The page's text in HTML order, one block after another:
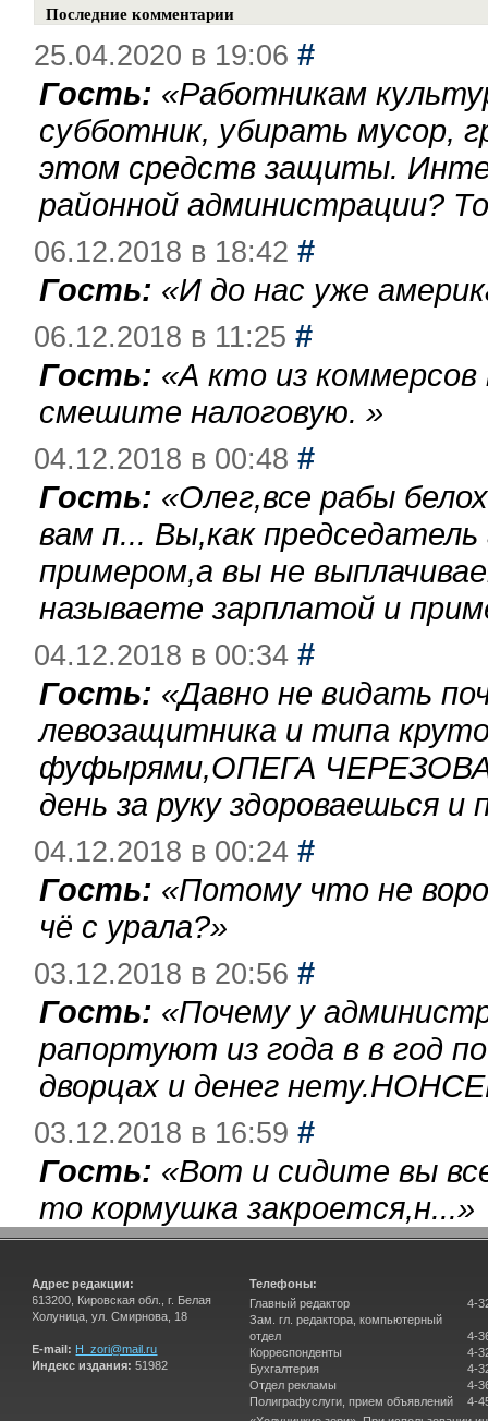
Последние комментарии
25.04.2020 в 19:06 #
Гость: «Работникам
субботник, убирать мусор,
этом средств защиты.
районной администрации?
06.12.2018 в 18:42 #
Гость: «И до нас уже
06.12.2018 в 11:25 #
Гость: «А кто из
смешите налоговую. »
04.12.2018 в 00:48 #
Гость: «Олег,все рабы
вам п... Вы,как
примером,а вы не
называете зарплатой и
04.12.2018 в 00:34 #
Гость: «Давно не видать
левозащитника и типа
фуфырями,ОПЕГА
день за руку здороваешься
04.12.2018 в 00:24 #
Гость: «Потому что не
чё с урала?»
03.12.2018 в 20:56 #
Гость: «Почему у
рапортуют из года в в год
дворцах и денег
03.12.2018 в 16:59 #
Гость: «Вот и сидите вы
то кормушка закроется,н...»
Адрес редакции:
613200, Кировская обл., г. Белая
Холуница, ул. Смирнова, 18
E-mail: H_zori@mail.ru
Индекс издания: 51982
Телефоны:
Главный редактор
Зам. гл. редактора, компьютерный
отдел
Корреспонденты
Бухгалтерия
Отдел рекламы
Полиграфуслуги, прием объявлений
4-
4-
4-
4-
4-
4-